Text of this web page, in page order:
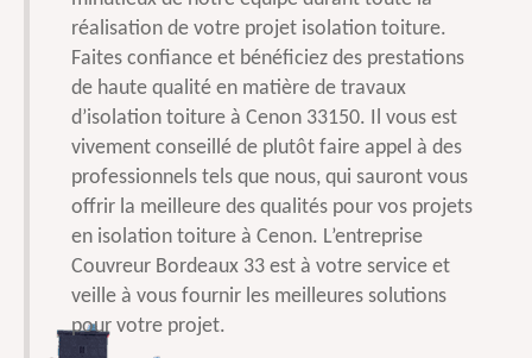
réalisation de votre projet isolation toiture.
Faites confiance et bénéficiez des prestations
de haute qualité en matière de travaux
d’isolation toiture à Cenon 33150. Il vous est
vivement conseillé de plutôt faire appel à des
professionnels tels que nous, qui sauront vous
offrir la meilleure des qualités pour vos projets
en isolation toiture à Cenon. L’entreprise
Couvreur Bordeaux 33 est à votre service et
veille à vous fournir les meilleures solutions
pour votre projet.